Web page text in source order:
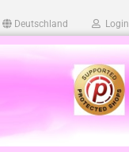
Deutschland Login